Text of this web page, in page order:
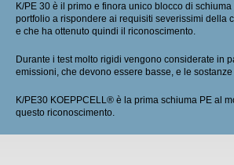
K/PE 30 è il primo e finora unico blocco di
portfolio a rispondere ai requisiti severissimi della
e che ha ottenuto quindi il riconoscimento.
Durante i test molto rigidi vengono considerate in
emissioni, che devono essere basse, e le
K/PE30 KOEPPCELL® è la prima schiuma PE al
questo riconoscimento.